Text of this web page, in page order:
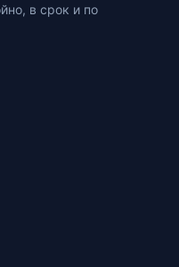
в срок и по